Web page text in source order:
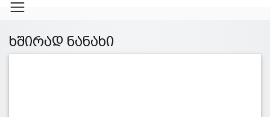
ხშირად ნანახი